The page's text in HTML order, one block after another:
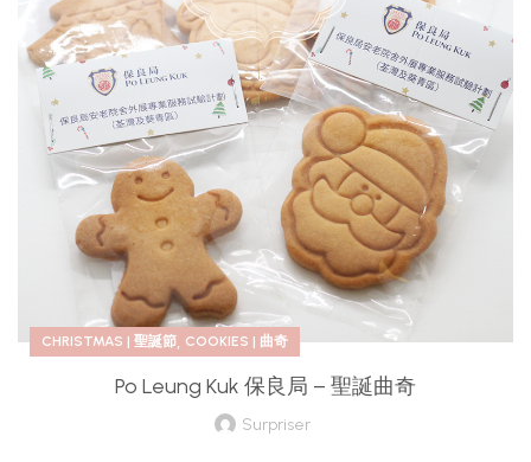
CHRISTMAS | 聖誕節, COOKIES | 曲奇
Po Leung Kuk 保良局 – 聖誕曲奇
Surpriser